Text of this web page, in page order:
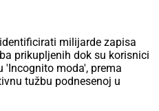
milijarde zapisa
prikupljenih dok su korisnici
'Incognito moda', prema
tužbu podnesenoj u